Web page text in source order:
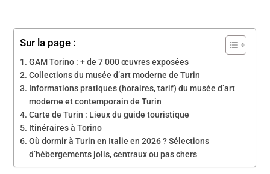
Sur la page :
GAM Torino : + de 7 000 œuvres exposées
Collections du musée d’art moderne de Turin
Informations pratiques (horaires, tarif) du musée d’art
moderne et contemporain de Turin
Carte de Turin : Lieux du guide touristique
Itinéraires à Torino
Où dormir à Turin en Italie en 2026 ? Sélections
d’hébergements jolis, centraux ou pas chers